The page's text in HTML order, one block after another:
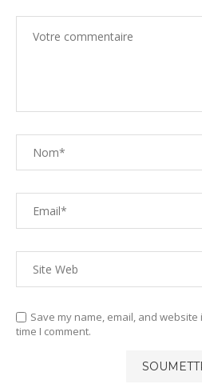
Save my name, email, and
time I comment.